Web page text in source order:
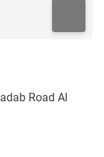
Road Al